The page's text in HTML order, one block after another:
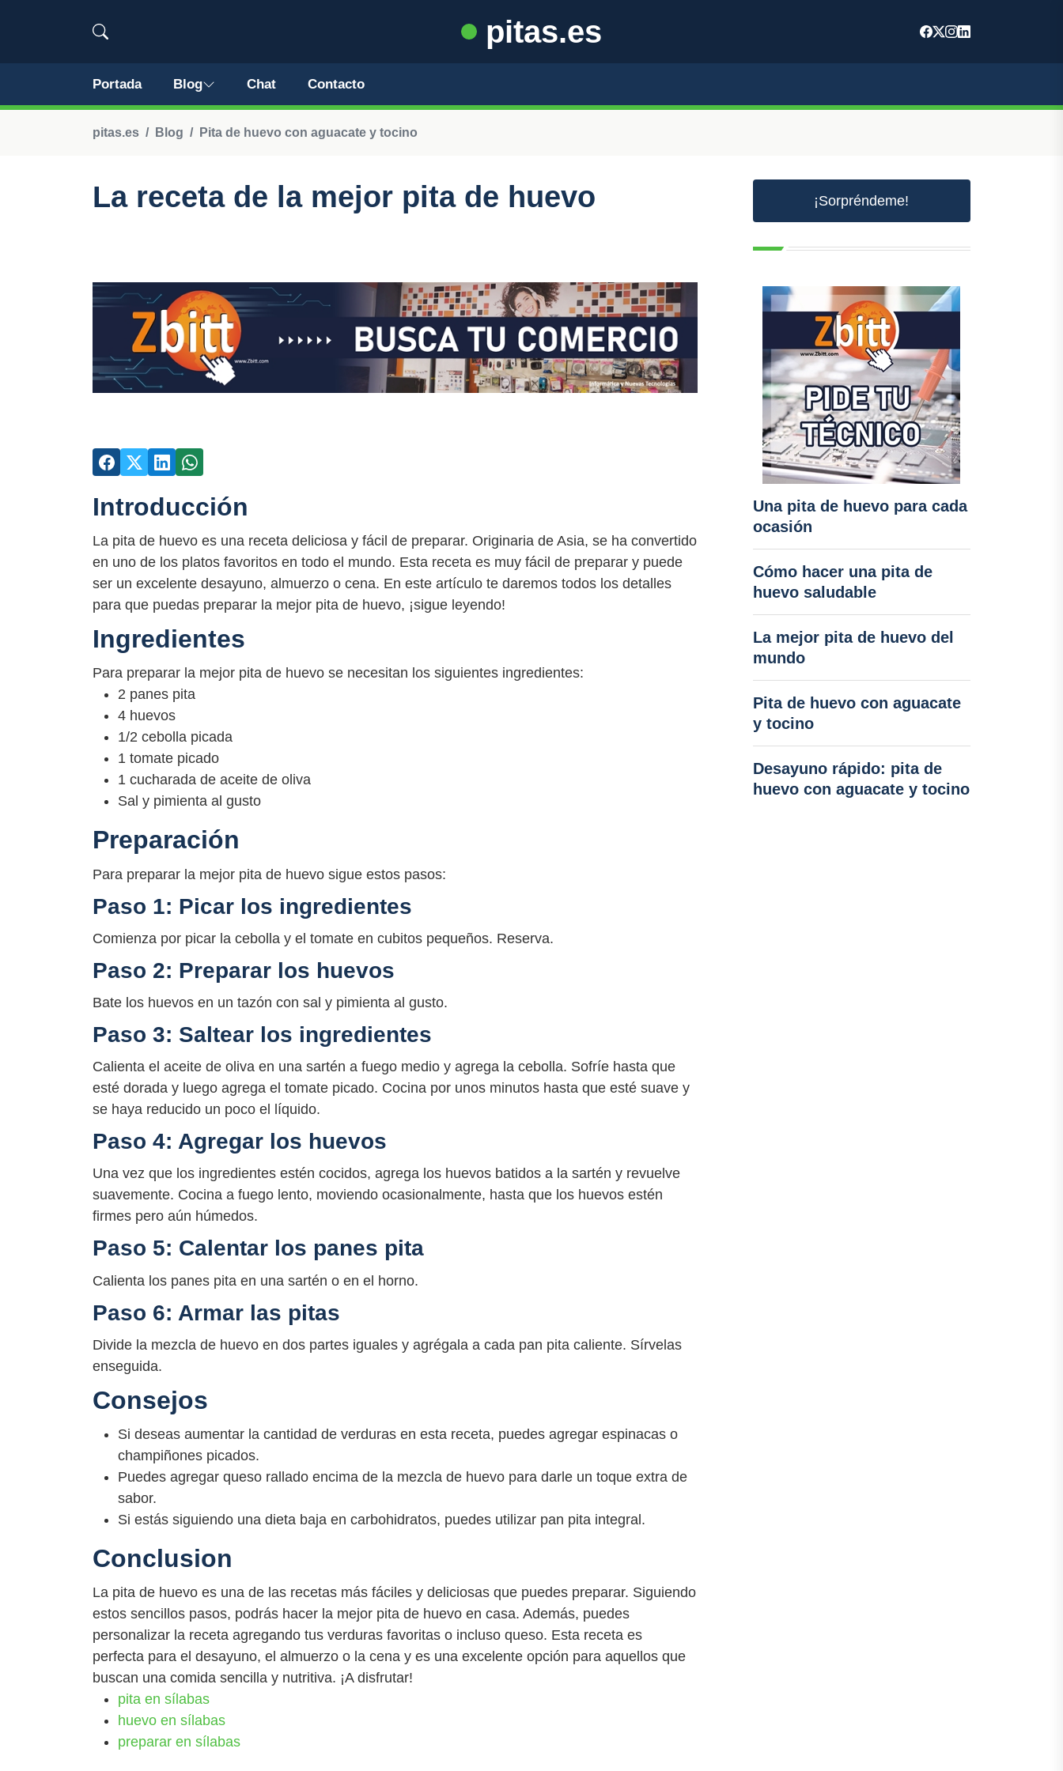
pitas.es
Portada Blog Chat Contacto
pitas.es Blog Pita de huevo con aguacate y tocino
La receta de la mejor pita de huevo
Introducción
La pita de huevo es una receta deliciosa y fácil de preparar. Originaria de Asia, se ha convertido
en uno de los platos favoritos en todo el mundo. Esta receta es muy fácil de preparar y puede
ser un excelente desayuno, almuerzo o cena. En este artículo te daremos todos los detalles
para que puedas preparar la mejor pita de huevo, ¡sigue leyendo!
Ingredientes
Para preparar la mejor pita de huevo se necesitan los siguientes ingredientes:
2 panes pita
4 huevos
1/2 cebolla picada
1 tomate picado
1 cucharada de aceite de oliva
Sal y pimienta al gusto
Preparación
Para preparar la mejor pita de huevo sigue estos pasos:
Paso 1: Picar los ingredientes
Comienza por picar la cebolla y el tomate en cubitos pequeños. Reserva.
Paso 2: Preparar los huevos
Bate los huevos en un tazón con sal y pimienta al gusto.
Paso 3: Saltear los ingredientes
Calienta el aceite de oliva en una sartén a fuego medio y agrega la cebolla. Sofríe hasta que
esté dorada y luego agrega el tomate picado. Cocina por unos minutos hasta que esté suave y
se haya reducido un poco el líquido.
Paso 4: Agregar los huevos
Una vez que los ingredientes estén cocidos, agrega los huevos batidos a la sartén y revuelve
suavemente. Cocina a fuego lento, moviendo ocasionalmente, hasta que los huevos estén
firmes pero aún húmedos.
Paso 5: Calentar los panes pita
Calienta los panes pita en una sartén o en el horno.
Paso 6: Armar las pitas
Divide la mezcla de huevo en dos partes iguales y agrégala a cada pan pita caliente. Sírvelas
enseguida.
Consejos
Si deseas aumentar la cantidad de verduras en esta receta, puedes agregar espinacas o
champiñones picados.
Puedes agregar queso rallado encima de la mezcla de huevo para darle un toque extra de
sabor.
Si estás siguiendo una dieta baja en carbohidratos, puedes utilizar pan pita integral.
Conclusion
La pita de huevo es una de las recetas más fáciles y deliciosas que puedes preparar. Siguiendo
estos sencillos pasos, podrás hacer la mejor pita de huevo en casa. Además, puedes
personalizar la receta agregando tus verduras favoritas o incluso queso. Esta receta es
perfecta para el desayuno, el almuerzo o la cena y es una excelente opción para aquellos que
buscan una comida sencilla y nutritiva. ¡A disfrutar!
pita en sílabas
huevo en sílabas
preparar en sílabas
¡Sorpréndeme!
Una pita de huevo para cada
ocasión
Cómo hacer una pita de
huevo saludable
La mejor pita de huevo del
mundo
Pita de huevo con aguacate
y tocino
Desayuno rápido: pita de
huevo con aguacate y tocino